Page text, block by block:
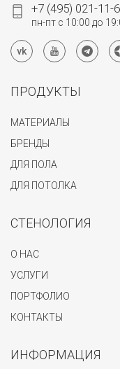
+7 (495) 021-11-
пн-пт с 10:00 до
ПРОДУКТЫ
МАТЕРИАЛЫ
БРЕНДЫ
ДЛЯ ПОЛА
ДЛЯ ПОТОЛКА
СТЕНОЛОГИЯ
О НАС
УСЛУГИ
ПОРТФОЛИО
КОНТАКТЫ
ИНФОРМАЦИЯ